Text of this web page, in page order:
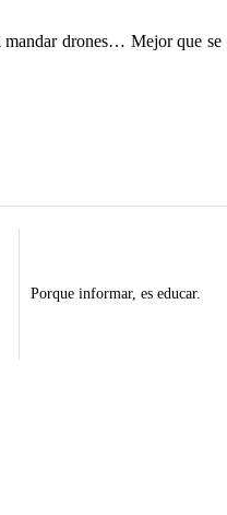
drones… Mejor que se
Porque informar, es educar.